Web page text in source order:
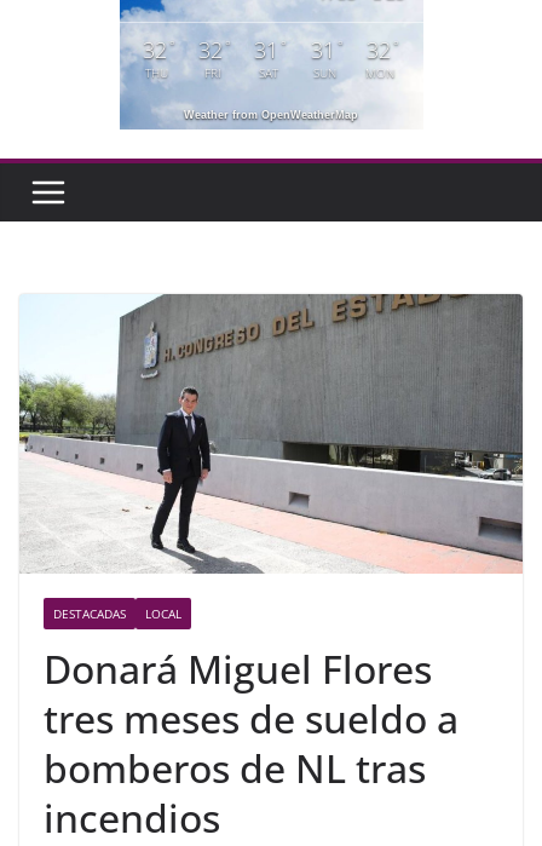
32°
THU
32°
FRI
31 °
SAT
31 °
SUN
32°
MON
Weather from OpenWeatherMap
DESTACADAS LOCAL
Donará Miguel Flores
tres meses de sueldo a
bomberos de NL tras
incendios